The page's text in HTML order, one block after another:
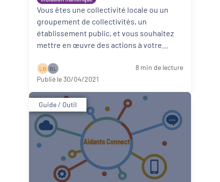
Dynamiques territoriales pour l’emploi
Transitions
Date de publication
Vous êtes une collectivité locale ou un
groupement de collectivités, un
établissement public, et vous souhaitez
mettre en œuvre des actions à votre
Lire la suite
L B B L
8 min de lecture
Publié le 30/04/2021
Guide / Outil